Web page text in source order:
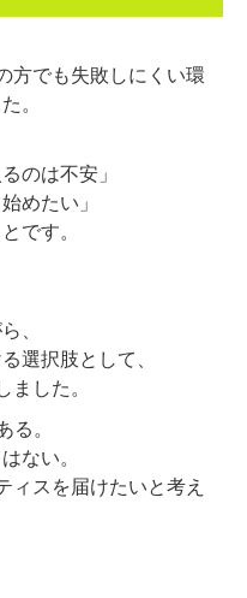
方でも失敗しにくい環
。
のは不安」
めたい」
です。
、
選択肢として、
した。
。
ない。
ィスを届けたいと考え